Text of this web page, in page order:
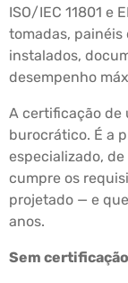
ISO/IEC 11801 e
tomadas,
instalados,
desempenho
A certificação de
burocrático. É a
especializado,
cumpre os
projetado — e
anos.
Sem